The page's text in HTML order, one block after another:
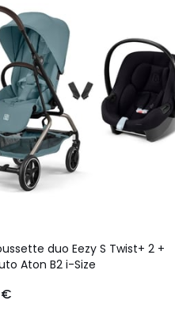
duo Eezy S Twist+ 2 +
Aton B2 i-Size
€